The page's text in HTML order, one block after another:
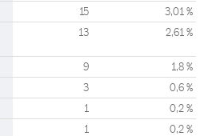
15 3,01 %
13 2,61 %
9 1,8 %
3 0,6 %
1 0,2 %
1 0,2 %